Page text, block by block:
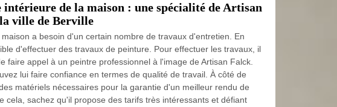
de la maison : une spécialité de Artisan
ville de Berville
a besoin d'un certain nombre de travaux d'entretien. En
d'effectuer des travaux de peinture. Pour effectuer les travaux, il
faire appel à un peintre professionnel à l'image de Artisan Falck.
lui faire confiance en termes de qualité de travail. À côté de
matériels nécessaires pour la garantie d'un meilleur rendu de
cela, sachez qu'il propose des tarifs très intéressants et défiant